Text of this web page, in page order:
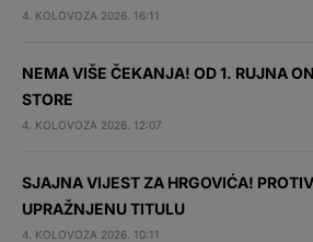
4. KOLOVOZA 2026. 16:11
NEMA VIŠE ČEKANJA! OD 1. RUJNA
STORE
4. KOLOVOZA 2026. 12:07
SJAJNA VIJEST ZA HRGOVIĆA!
UPRAŽNJENU TITULU
4. KOLOVOZA 2026. 10:11